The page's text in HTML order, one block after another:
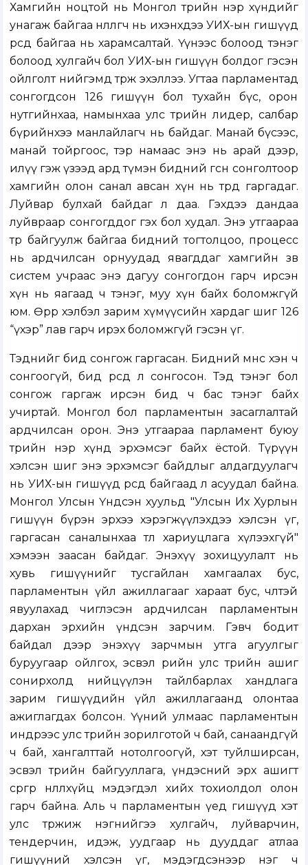
Хамгийн ноцтой нь Монгол төрийн нэр хүндийг
унагаж байгаа нөлөөлөгч нь ихэнхдээ УИХ-ын гишүүд
өөрсдөө байгаа нь харамсалтай. Үүнээс болоод тэнэг
болоод хулгайч бол УИХ-ын гишүүн болдог гэсэн
ойлголт нийгэмд төрж эхэллээ. Угтаа парламентад
сонгогдсон 126 гишүүн бол тухайн бүс, орон
нутгийнхаа, намынхаа улс төрийн лидер, салбар
бүрийнхээ манлайлагч нь байдаг. Манай бүсээс,
манай тойргоос, тэр намаас энэ нь арай дээр,
илүү гэж үзээд ард түмэн бидний өгсөн сонголтоор
хамгийн олон санал авсан хүн нь төрд гаргадаг.
Луйвар булхай байдаг л даа. Гэхдээ дандаа
луйвраар сонгогддог гэх бол худал. Энэ утгаараа
төрөө байгуулж байгаа бидний тогтолцоо, процесс
нь ардчилсан орнуудад явагддаг хамгийн зөв
систем учраас энэ дагуу сонгогдон гарч ирсэн
хүн нь яагаад ч тэнэг, муу хүн байх боломжгүй
юм. Өөрөөр хэлбэл зарим хүмүүсийн хардаг шиг 126
“үхэр” лав гарч ирэх боломжгүй гэсэн үг.
Тэднийг бид сонгож гаргасан. Бидний өмнөөс хэн ч
сонгоогүй, бид өөрсдөө л сонгосон. Тэд тэнэг бол
сонгож гаргаж ирсэн бид ч бас тэнэг байх
учиртай. Монгол бол парламентын засаглалтай
ардчилсан орон. Энэ утгаараа парламент буюу
төрийн нэр хүнд эрхэмсэг байх ёстой. Түрүүн
хэлсэн шиг энэ эрхэмсэг байдлыг алдагдуулагч
нь УИХ-ын гишүүд өөрсдөө байгаад л асуудал байна.
Монгол Улсын Үндсэн хуульд "Улсын Их Хурлын
гишүүн бүрэн эрхээ хэрэгжүүлэхдээ хэлсэн үг,
гаргасан саналынхаа төлөө хариуцлага хүлээхгүй"
хэмээн заасан байдаг. Энэхүү зохицуулалт нь
хувь гишүүнийг тусгайлан хамгаалах бус,
парламентын үйл ажиллагааг хараат бус, чөлөөтэй
явуулахад чиглэсэн ардчилсан парламентын
дархан эрхийн үндсэн зарчим. Гэвч бодит
байдал дээр энэхүү зарчмын утга агуулгыг
буруугаар ойлгох, эсвэл өөрийн улс төрийн ашиг
сонирхолд нийцүүлэн тайлбарлах хандлага
зарим гишүүдийн үйл ажиллагаанд олонтаа
ажиглагдах болсон. Үүний улмаас парламентын
индрээс улс төрийн зорилготой ч бай, санаандгүй
ч бай, хангалттай нотолгоогүй, хэт туйлширсан,
эсвэл төрийн байгууллага, үндэсний эрх ашигт
сөргөөр нөлөөлөхүйц мэдэгдэл хийх тохиолдол олон
гарч байна. Аль ч парламентын үед гишүүд хэт
улс төржиж нэгнийгээ хулгайч, луйварчин,
тендерчин, идэж, уудгаар нь дууддаг атлаа
гишүүний хэлсэн үг, мэдэгдсэнээр нэг ч